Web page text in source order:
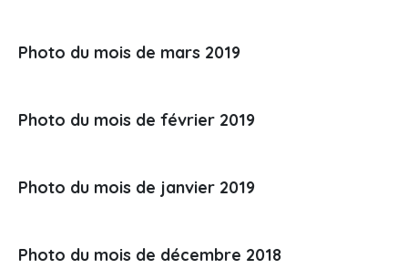
Photo du mois de mars 2019
Photo du mois de février 2019
Photo du mois de janvier 2019
Photo du mois de décembre 2018